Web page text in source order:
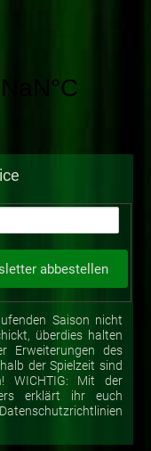
Saison nicht
überdies halten
Erweiterungen des
der Spielzeit sind
WICHTIG: Mit der
erklärt ihr euch